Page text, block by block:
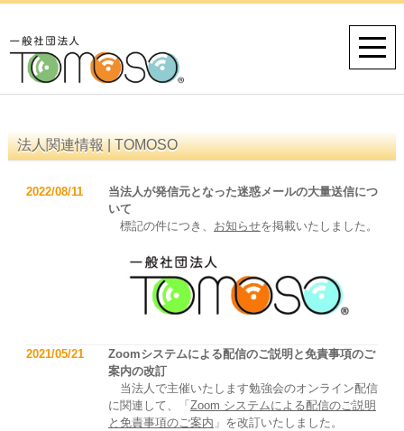
法人関連情報 | TOMOSO
2022/08/11
当法人が発信元となった迷惑メールの大量送信につ
いて
標記の件につき、 お知らせを掲載いたしました。
2021/05/21
Zoomシステムによる配信のご説明と免責事項のご
案内の改訂
当法人で主催いたします勉強会のオンライン配信
に関連して、「 Zoom システムによる配信のご説明
と免責事項のご案内 」を改訂いたしました。